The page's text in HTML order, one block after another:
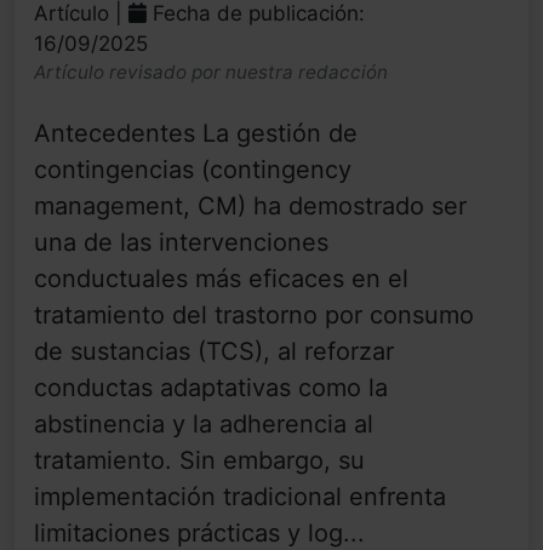
Artículo |
Fecha de publicación:
16/09/2025
Artículo revisado por nuestra redacción
Antecedentes La gestión de
contingencias (contingency
management, CM) ha demostrado ser
una de las intervenciones
conductuales más eficaces en el
tratamiento del trastorno por consumo
de sustancias (TCS), al reforzar
conductas adaptativas como la
abstinencia y la adherencia al
tratamiento. Sin embargo, su
implementación tradicional enfrenta
limitaciones prácticas y log...